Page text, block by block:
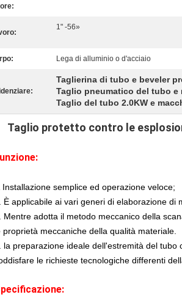
1" -56»
Lega di alluminio o d'acciaio
Taglierina di tubo e beveler
Taglio pneumatico del tubo e
Taglio del tubo 2.0KW e
Taglio protetto contro le
Installazione semplice ed operazione veloce;
È applicabile ai vari generi di elaborazione
Mentre adotta il metodo meccanico della
proprietà meccaniche della qualità materiale.
la preparazione ideale dell'estremità del
le richieste tecnologiche differenti